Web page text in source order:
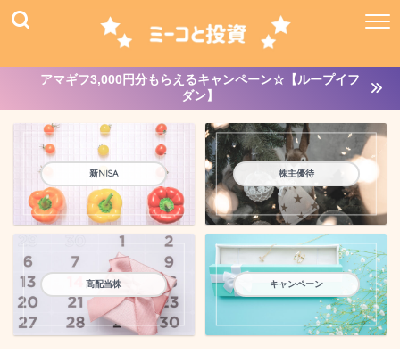
アマギフ3,000円分もらえるキャンペーン☆【ループイフ
ダン】
新NISA 株主優待
高配当株 キャンペーン